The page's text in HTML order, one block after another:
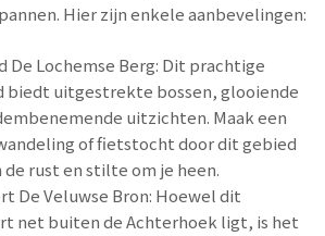
Hier zijn enkele aanbevelingen:
De Lochemse Berg: Dit prachtige
biedt uitgestrekte bossen, glooiende
uitzichten. Maak een
of fietstocht door dit gebied
de rust en stilte om je heen.
De Veluwse Bron: Hoewel dit
net buiten de Achterhoek ligt, is het